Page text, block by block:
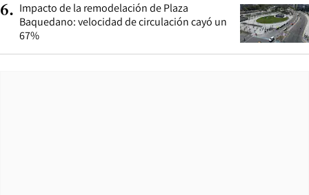
6. Impacto de la remodelación de Plaza
Baquedano: velocidad de circulación cayó un
67%